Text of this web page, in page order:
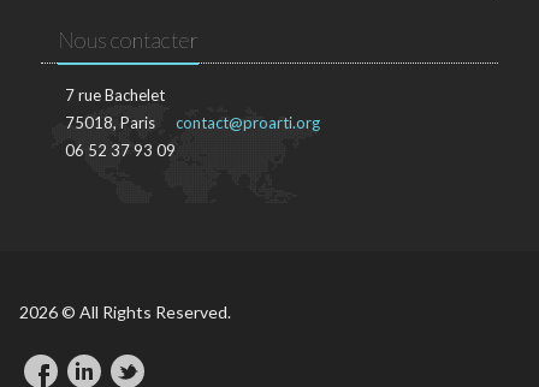
Nous contacter
7 rue Bachelet
75018, Paris
06 52 37 93 09
contact@proarti.org
2026 © All Rights Reserved.